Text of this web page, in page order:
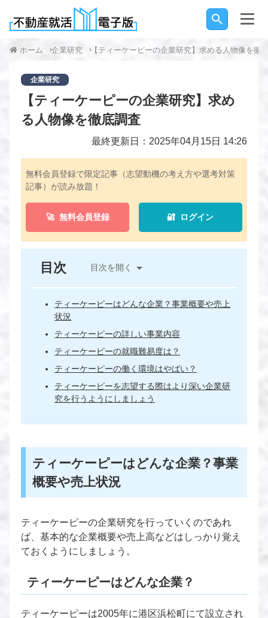
ホーム 企業研究 【ティーケーピーの企業研究】求める人物像を徹
企業研究
【ティーケーピーの企業研究】求め
る人物像を徹底調査
最終更新日：2025年04月15日 14:26
無料会員登録で限定記事（志望動機の考え方や選考対策
記事）が読み放題！
🚀 無料会員登録 🔐 ログイン
目次 目次を開く
ティーケーピーはどんな企業？事業概要や売上
状況
ティーケーピーの詳しい事業内容
ティーケーピーの就職難易度は？
ティーケーピーの働く環境はやばい？
ティーケーピーを志望する際はより深い企業研
究を行うようにしましょう
ティーケーピーはどんな企業？事業
概要や売上状況
ティーケーピーの企業研究を行っていくのであれ
ば、基本的な企業概要や売上高などはしっかり覚え
ておくようにしましょう。
ティーケーピーはどんな企業？
ティーケーピーは2005年に港区浜松町にて設立され